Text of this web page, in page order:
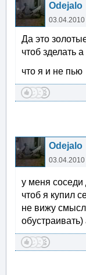
Odejalo
03.04.2010
Да это
чтоб зделать
что я и не пью
Odejalo
03.04.2010
у меня соседи
чтоб я купил
не вижу